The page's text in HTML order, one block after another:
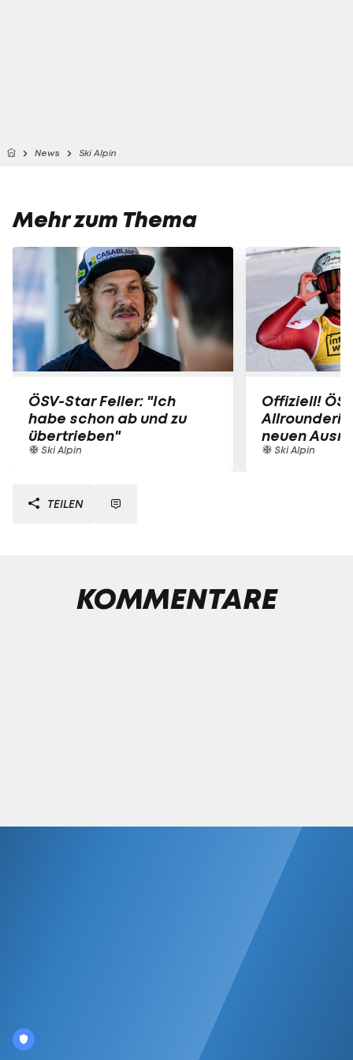
News Ski Alpin
Mehr zum Thema
ÖSV-Star Feller: "Ich
habe schon ab und zu
übertrieben"
Ski Alpin
Offiziell!
neuen
Ski Alpin
TEILEN
KOMMENTARE